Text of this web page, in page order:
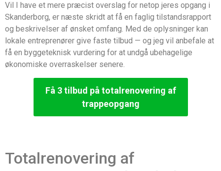
Vil I have et mere præcist overslag for netop jeres opgang i
Skanderborg, er næste skridt at få en faglig tilstandsrapport
og beskrivelser af ønsket omfang. Med de oplysninger kan
lokale entreprenører give faste tilbud — og jeg vil anbefale at
få en byggeteknisk vurdering for at undgå ubehagelige
økonomiske overraskelser senere.
Få 3 tilbud på totalrenovering af
trappeopgang
Totalrenovering af